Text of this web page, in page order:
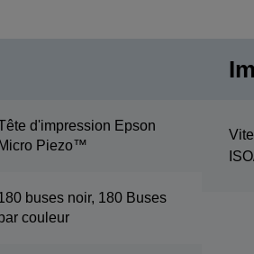
d'impression Epson
Piezo™
buses noir, 180 Buses
couleur